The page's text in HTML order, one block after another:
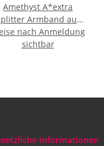
Amethyst A*extra
Armband auf
6 - 8 mm,
19 - 20 cm lang
nach Anmeldung
sichtbar
Informationen